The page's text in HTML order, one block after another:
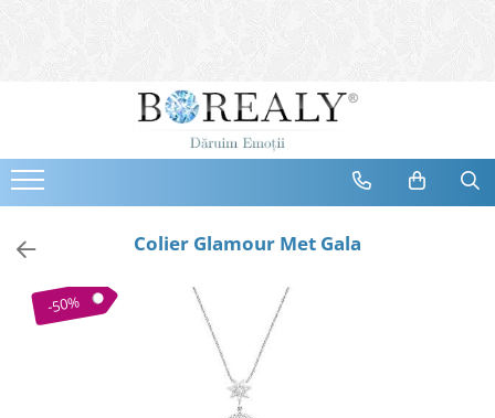
Bijuterii
Cercei
Bratari
Coliere
Brose
Tiare
Colier Glamour Met Gala
-50%